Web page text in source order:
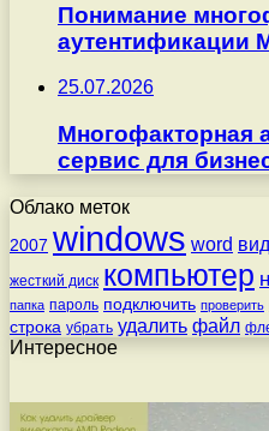
Понимание
аутентификации
25.07.2026
Многофакторная
сервис для
Облако меток
2007 windows word
жесткий диск компьютер
папка пароль подключить проверить
строка убрать удалить файл
Интересное